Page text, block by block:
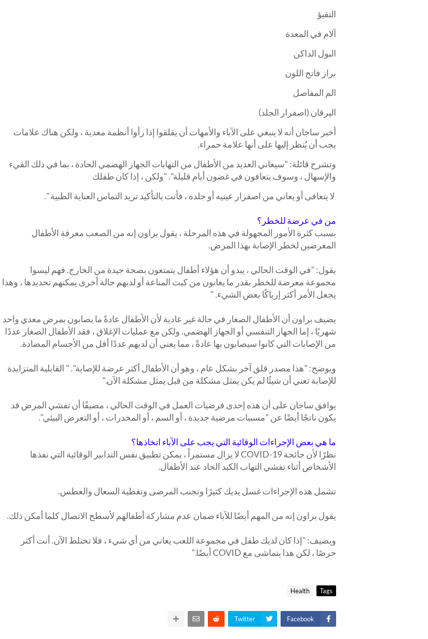
التقيؤ
آلام في المعدة
البول الداكن
براز فاتح اللون
الم المفاصل
اليرقان (اصفرار الجلد)
أخبر ساجان أنه لا ينبغي على الآباء والأمهات أن يقلقوا إذا رأوا أنظمة معدية ، ولكن هناك علامات
يجب أن يُنظر إليها على أنها علامة حمراء.
وتشرح قائلة: "سيعاني العديد من الأطفال من التهابات الجهاز الهضمي الحادة ، بما في ذلك القيء
والإسهال ، وسوف يتعافون في غضون أيام قليلة". "ولكن ، إذا كان طفلك
لا يتعافى أو يعاني من اصفرار عينيه أو جلده ، فأنت بالتأكيد تريد التماس العناية الطبية ".
من في عرضة للخطر؟
بسبب كثرة الأمور المجهولة في هذه المرحلة ، يقول براون إنه من الصعب معرفة الأطفال
المعرضين لخطر الإصابة بهذا المرض.
يقول: "في الوقت الحالي ، يبدو أن هؤلاء أطفال يتمتعون بصحة جيدة من الخارج. فهم ليسوا
مجموعة معرضة للخطر بقدر ما يعانون من كبت المناعة أو لديهم حالة أخرى يمكنهم تحديدها ، وهذا
يجعل الأمر أكثر إرباكًا بعض الشيء. "
يضيف براون أن الأطفال الصغار في حالة غير عادية لأن الأطفال عادةً ما يصابون بمرض معدي واحد
شهريًا ، إما الجهاز التنفسي أو الجهاز الهضمي. ولكن مع عمليات الإغلاق ، فقد الأطفال الصغار عددًا
من الإصابات التي كانوا سيصابون بها عادةً ، مما يعني أن لديهم عددًا أقل من الأجسام المضادة.
ويوضح: "هذا مصدر قلق آخر بشكل عام ، وهو أن الأطفال أكثر عرضة للإصابة". " القابلية المتزايدة
للإصابة تعني أن شيئًا لم يكن يمثل مشكلة من قبل يمثل مشكلة الآن."
يوافق ساجان على أن هذه إحدى فرضيات العمل في الوقت الحالي ، مضيفًا أن تفشي المرض قد
يكون ناتجًا أيضًا عن "مسببات مرضية جديدة ، أو السم ، أو المخدرات ، أو التعرض البيئي".
ما هي بعض الإجراءات الوقائية التي يجب على الآباء اتخاذها؟
نظرًا لأن جائحة COVID-19 لا يزال مستمراً ، يمكن تطبيق نفس التدابير الوقائية التي نفذها
الأشخاص أثناء تفشي التهاب الكبد الحاد عند الأطفال.
تشمل هذه الإجراءات غسل يديك كثيرًا وتجنب المرضى وتغطية السعال والعطس.
يقول براون إنه من المهم أيضًا للآباء ضمان عدم مشاركة أطفالهم لأسطح الاتصال كلما أمكن ذلك.
ويضيف: "إذا كان لديك طفل في مجموعة اللعب يعاني من أي شيء ، فلا تختلط الآن. أنت أكثر
حرصًا ، لكن هذا يتماشى مع COVID أيضًا."
Tags
Health
Facebook
Twitter